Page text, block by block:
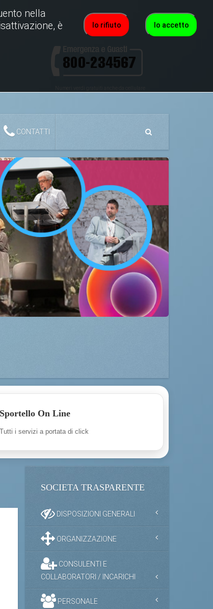
CONTATTI
Sportello On Line
Tutti i servizi a portata di click
SOCIETA TRASPARENTE
DISPOSIZIONI GENERALI
ORGANIZZAZIONE
CONSULENTI E
COLLABORATORI / INCARICHI
PERSONALE
Io accetto
Io rifiuto
nella
è